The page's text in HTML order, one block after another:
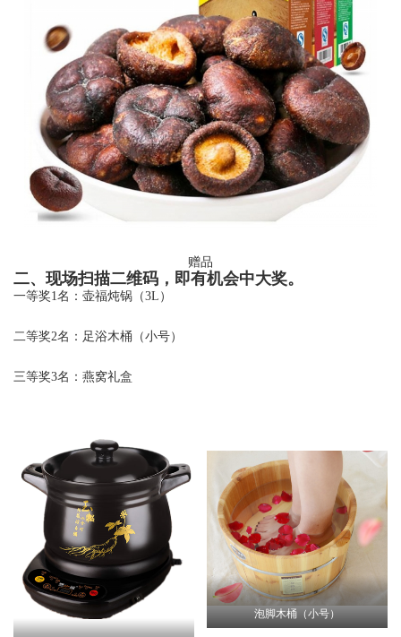
赠品
二、现场扫描二维码，即有机会中大奖。
一等奖1名：壶福炖锅（3L）
二等奖2名：足浴木桶（小号）
三等奖3名：燕窝礼盒
泡脚木桶（小号）